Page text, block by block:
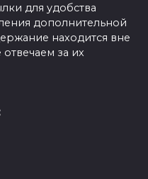
для удобства
дополнительной
находится вне
за их